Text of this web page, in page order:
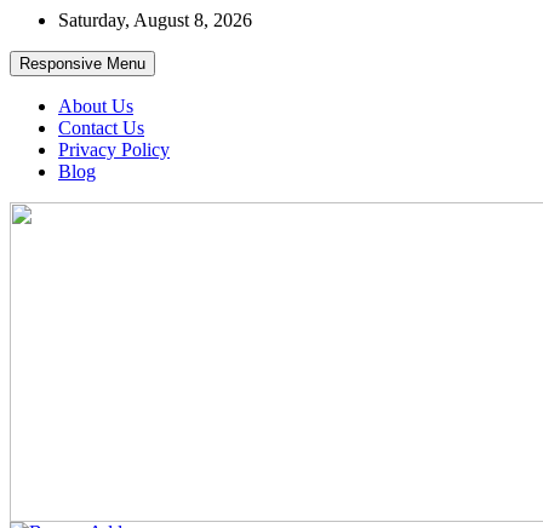
Skip
content
Saturday, August 8, 2026
Responsive Menu
About Us
Contact Us
Privacy Policy
Blog